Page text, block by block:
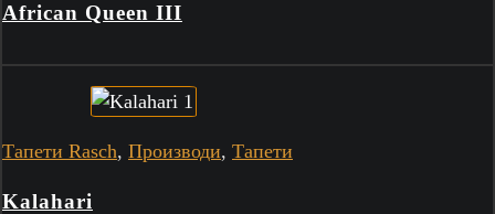
African Queen III
Тапети Rasch, Производи, Тапети
Kalahari